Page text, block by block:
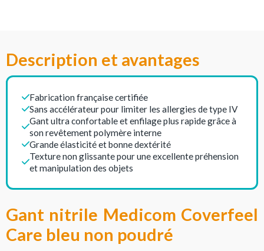
Description et avantages
Fabrication française certifiée
Sans accélérateur pour limiter les allergies de type IV
Gant ultra confortable et enfilage plus rapide grâce à
son revêtement polymère interne
Grande élasticité et bonne dextérité
Texture non glissante pour une excellente préhension
et manipulation des objets
Gant nitrile Medicom Coverfeel
Care bleu non poudré